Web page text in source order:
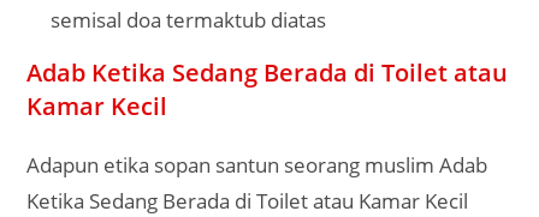
semisal doa termaktub diatas
Adab Ketika Sedang Berada di Toilet atau
Kamar Kecil
Adapun etika sopan santun seorang muslim Adab
Ketika Sedang Berada di Toilet atau Kamar Kecil